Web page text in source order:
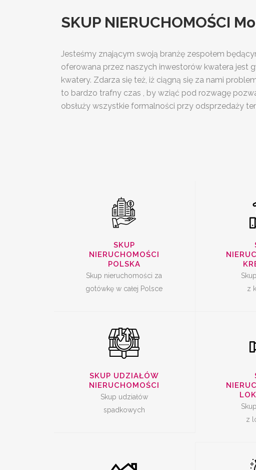
SKUP NIERUCHOMOŚCI
Jesteśmy znającym swoją branżę zespołem
oferowana przez naszych inwestorów kwatera jest
kwatery. Zdarza się też, iż ciągną się za nami
to bardzo trafny czas , by wziąć pod rozwagę
obsłuży wszystkie formalności przy odsprzedaży
SKUP
NIERUCHOMOŚCI
POLSKA
Skup nieruchomości za
gotówkę w całej Polsce
SKUP
NIERUCHOMOŚCI
z
SKUP
SKUP UDZIAŁÓW
NIERUCHOMOŚCI
Skup udziałów
spadkowych
SKUP UDZIAŁÓW W
NIERUCHOMOŚCI
z
SKUP SPALONYCH
NIERUCHOMOŚCI